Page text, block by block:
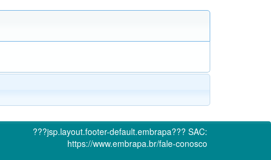
???jsp.layout.footer-default.embrapa??? SAC:
https://www.embrapa.br/fale-conosco